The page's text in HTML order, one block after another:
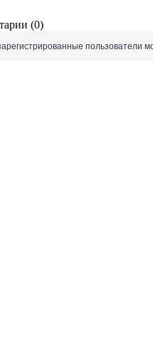
(0)
пользователи